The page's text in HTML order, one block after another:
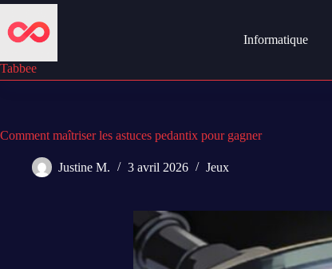
Passer
contenu
Tabbee
Informatique
Comment maîtriser les astuces pedantix pour gagner
Justine M. 3 avril 2026 Jeux